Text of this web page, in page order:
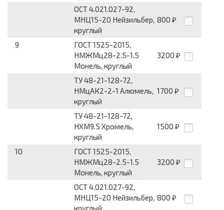
ОСТ 4.021.027-92,
МНЦ15-20 Нейзильбер,
круглый
800 ₽
9
ГОСТ 1525-2015,
НМЖМц28-2.5-1.5
Монель, круглый
3200 ₽
ТУ 48-21-128-72,
НМцАК2-2-1 Алюмель,
круглый
1700 ₽
ТУ 48-21-128-72,
НХМ9.5 Хромель,
круглый
1500 ₽
10
ГОСТ 1525-2015,
НМЖМц28-2.5-1.5
Монель, круглый
3200 ₽
ОСТ 4.021.027-92,
МНЦ15-20 Нейзильбер,
круглый
800 ₽